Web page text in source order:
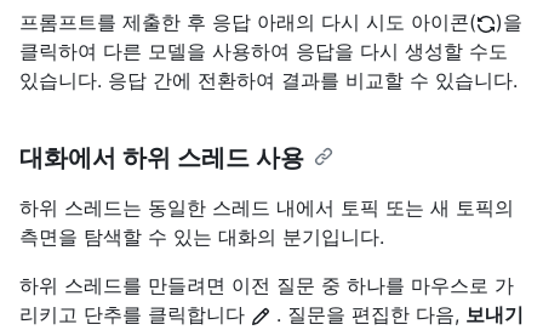
프롬프트를 제출한 후 응답 아래의 다시 시도 아이콘(
)을
클릭하여 다른 모델을 사용하여 응답을 다시 생성할 수도
있습니다. 응답 간에 전환하여 결과를 비교할 수 있습니다.
대화에서 하위 스레드 사용
하위 스레드는 동일한 스레드 내에서 토픽 또는 새 토픽의
측면을 탐색할 수 있는 대화의 분기입니다.
하위 스레드를 만들려면 이전 질문 중 하나를 마우스로 가
리키고 단추를 클릭합니다
. 질문을 편집한 다음, 보내기